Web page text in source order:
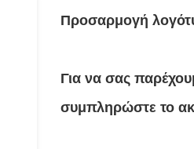
Προσαρμογή
Για να σας
συμπληρώστε το